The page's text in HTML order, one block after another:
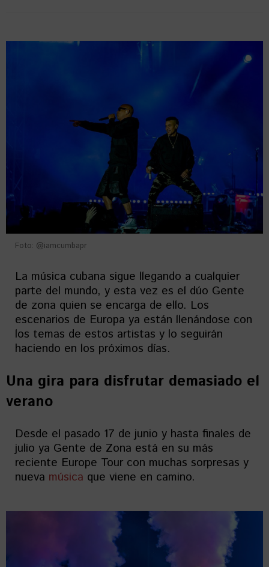
Foto: @iamcumbapr
La música cubana sigue llegando a cualquier
parte del mundo, y esta vez es el dúo Gente
de zona quien se encarga de ello. Los
escenarios de Europa ya están llenándose con
los temas de estos artistas y lo seguirán
haciendo en los próximos días.
Una gira para disfrutar demasiado el
verano
Desde el pasado 17 de junio y hasta finales de
julio ya Gente de Zona está en su más
reciente Europe Tour con muchas sorpresas y
nueva música que viene en camino.